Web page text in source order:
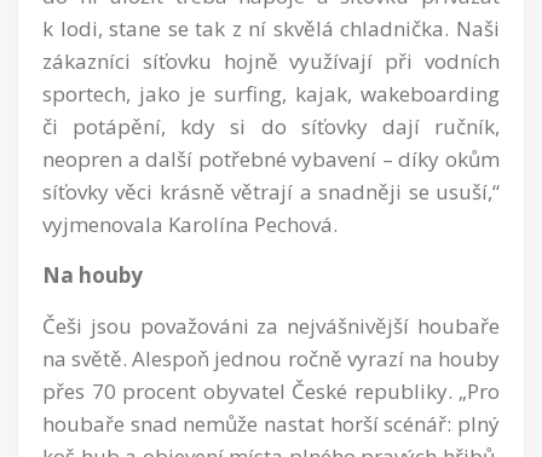
k lodi, stane se tak z ní skvělá chladnička. Naši
zákazníci síťovku hojně využívají při vodních
sportech, jako je surfing, kajak, wakeboarding
či potápění, kdy si do síťovky dají ručník,
neopren a další potřebné vybavení – díky okům
síťovky věci krásně větrají a snadněji se usuší,“
vyjmenovala Karolína Pechová.
Na houby
Češi jsou považováni za nejvášnivější houbaře
na světě. Alespoň jednou ročně vyrazí na houby
přes 70 procent obyvatel České republiky. „Pro
houbaře snad nemůže nastat horší scénář: plný